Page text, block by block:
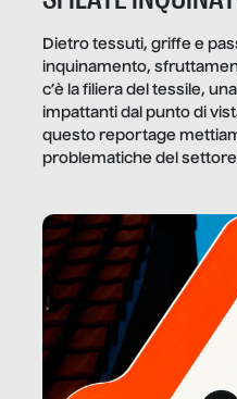
Dietro tessuti, griffe e
inquinamento,
c’è la filiera del tessile,
impattanti dal punto di
questo reportage
problematiche del